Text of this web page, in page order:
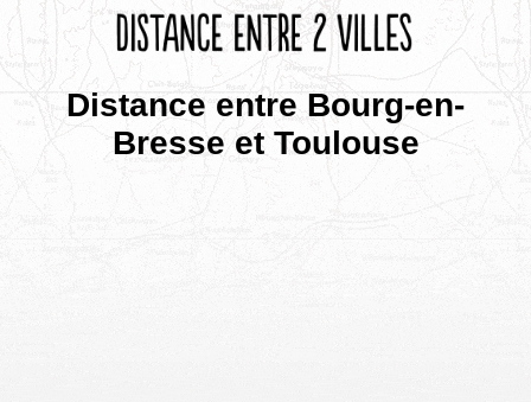
Distance entre Bourg-en-
Bresse et Toulouse